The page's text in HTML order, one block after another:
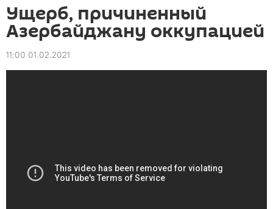
Ущерб, причиненный
Азербайджану оккупацией
11:00 01.02.2021